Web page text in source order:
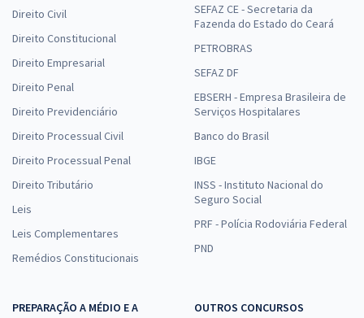
Direito Civil
Direito Constitucional
Direito Empresarial
Direito Penal
Direito Previdenciário
Direito Processual Civil
Direito Processual Penal
Direito Tributário
Leis
Leis Complementares
Remédios Constitucionais
SEFAZ CE - Secretaria da
Fazenda do Estado do Ceará
PETROBRAS
SEFAZ DF
EBSERH - Empresa Brasileira de
Serviços Hospitalares
Banco do Brasil
IBGE
INSS - Instituto Nacional do
Seguro Social
PRF - Polícia Rodoviária Federal
PND
PREPARAÇÃO A MÉDIO E A
OUTROS CONCURSOS